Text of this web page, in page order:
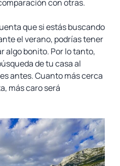
con otras.
que si estás buscando
el verano, podrías tener
algo bonito. Por lo tanto,
de tu casa al
antes. Cuanto más cerca
más caro será